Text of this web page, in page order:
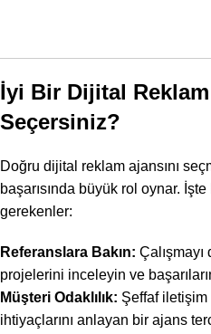
İyi Bir Dijital Reklam
Seçersiniz?
Doğru dijital reklam ajansını
başarısında büyük rol oynar.
gerekenler:
Referanslara Bakın:
projelerini inceleyin ve
Müşteri Odaklılık: Şeffaf
ihtiyaçlarını anlayan bir ajans